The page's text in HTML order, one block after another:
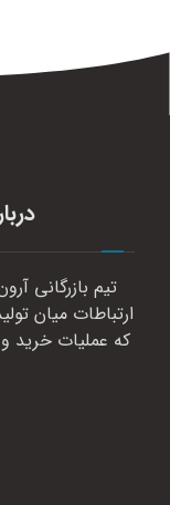
تیم بازرگانی
ارتباطات میان
که عملیات خرید